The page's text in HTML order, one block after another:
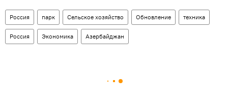
Россия парк Сельское хозяйство Обновление техника
Россия Экономика Азербайджан